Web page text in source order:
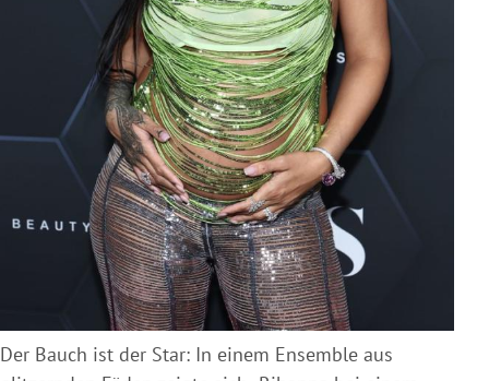
Der Bauch ist der Star: In einem Ensemble aus